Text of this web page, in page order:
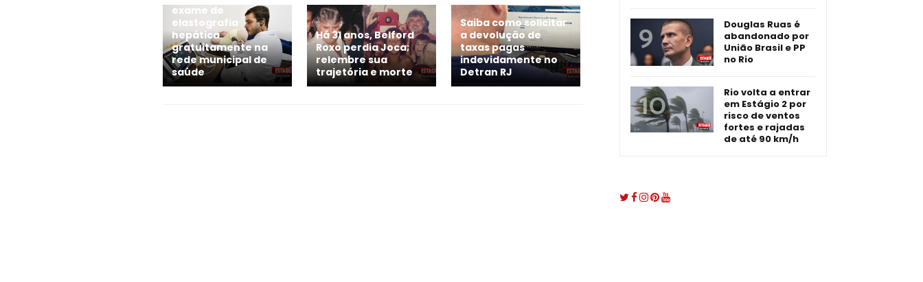
exame de
elastografia
hepática
gratuitamente na
rede municipal de
saúde
Há 31 anos, Belford
Roxo perdia Joca;
relembre sua
trajetória e morte
Saiba como solicitar
a devolução de
taxas pagas
indevidamente no
Detran RJ
Douglas Ruas é
abandonado por
União Brasil e PP
no Rio
Rio volta a entrar
em Estágio 2 por
risco de ventos
fortes e rajadas
de até 90 km/h